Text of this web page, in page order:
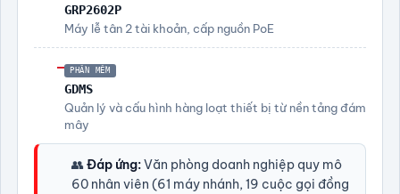
GRP2602P
Máy lễ tân 2 tài khoản, cấp nguồn PoE
— PHẦN MỀM
GDMS
Quản lý và cấu hình hàng loạt thiết bị từ nền tảng đám
mây
👥Đáp ứng:Văn phòng doanh nghiệp quy mô
60 nhân viên (61 máy nhánh, 19 cuộc gọi đồng